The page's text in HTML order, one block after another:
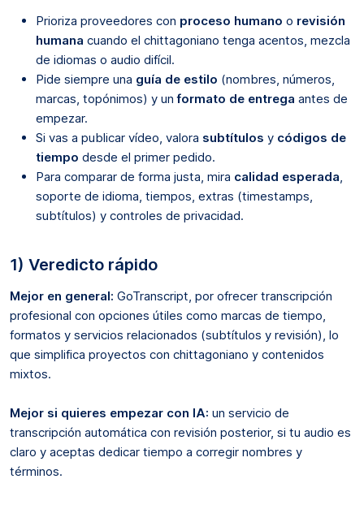
Prioriza proveedores con proceso humano o revisión
humana cuando el chittagoniano tenga acentos, mezcla
de idiomas o audio difícil.
Pide siempre una guía de estilo (nombres, números,
marcas, topónimos) y unformato de entrega antes de
empezar.
Si vas a publicar vídeo, valora subtítulos y códigos de
tiempo desde el primer pedido.
Para comparar de forma justa, mira calidad esperada
soporte de idioma, tiempos, extras (timestamps,
subtítulos) y controles de privacidad.
1) Veredicto rápido
Mejor en general: GoTranscript, por ofrecer transcripción
profesional con opciones útiles como marcas de tiempo,
formatos y servicios relacionados (subtítulos y revisión), lo
que simplifica proyectos con chittagoniano y contenidos
mixtos.
Mejor si quieres empezar con IA: un servicio de
transcripción automática con revisión posterior, si tu audio es
claro y aceptas dedicar tiempo a corregir nombres y
términos.